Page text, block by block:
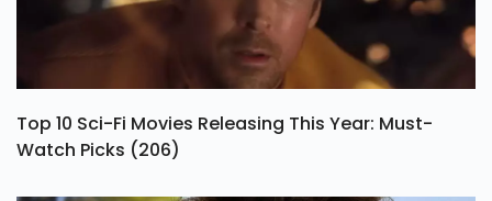
Top 10 Sci-Fi Movies Releasing This Year: Must-
Watch Picks (206)